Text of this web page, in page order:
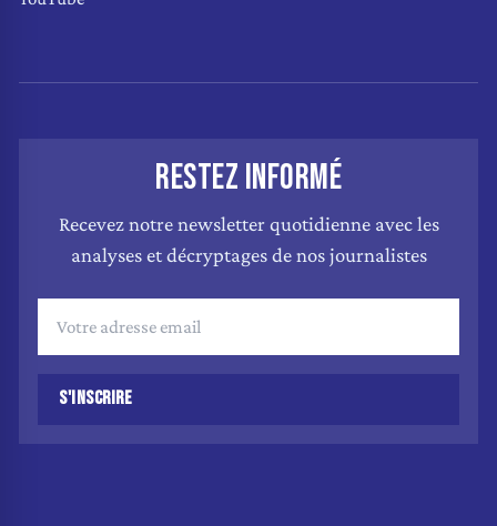
RESTEZ INFORMÉ
Recevez notre newsletter quotidienne avec les
analyses et décryptages de nos journalistes
S'INSCRIRE